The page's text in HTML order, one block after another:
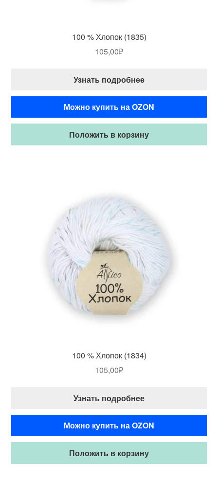
100 % Хлопок (1835)
105,00₽
Узнать подробнее
Можно купить на OZON
Положить в корзину
100 % Хлопок (1834)
105,00₽
Узнать подробнее
Можно купить на OZON
Положить в корзину